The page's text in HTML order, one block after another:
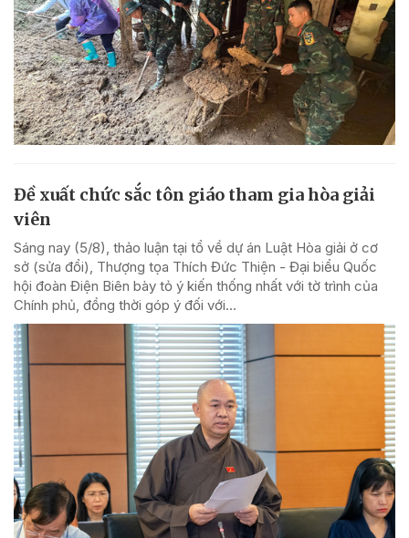
Đề xuất chức sắc tôn giáo tham gia hòa giải
viên
Sáng nay (5/8), thảo luận tại tổ về dự án Luật Hòa giải ở cơ
sở (sửa đổi), Thượng tọa Thích Đức Thiện - Đại biểu Quốc
hội đoàn Điện Biên bày tỏ ý kiến thống nhất với tờ trình của
Chính phủ, đồng thời góp ý đối với...